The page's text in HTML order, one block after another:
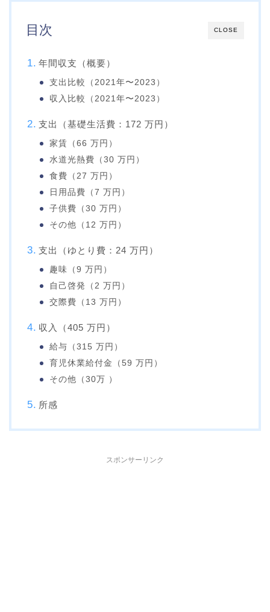
CLOSE
目次
年間収支（概要）
支出比較（2021年〜2023）
収入比較（2021年〜2023）
支出（基礎生活費：172 万円）
家賃（66 万円）
水道光熱費（30 万円）
食費（27 万円）
日用品費（7 万円）
子供費（30 万円）
その他（12 万円）
支出（ゆとり費：24 万円）
趣味（9 万円）
自己啓発（2 万円）
交際費（13 万円）
収入（405 万円）
給与（315 万円）
育児休業給付金（59 万円）
その他（30万 ）
所感
スポンサーリンク